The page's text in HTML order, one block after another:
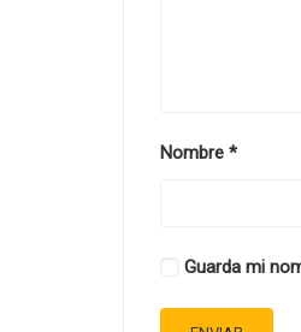
Nombre *
Guarda mi